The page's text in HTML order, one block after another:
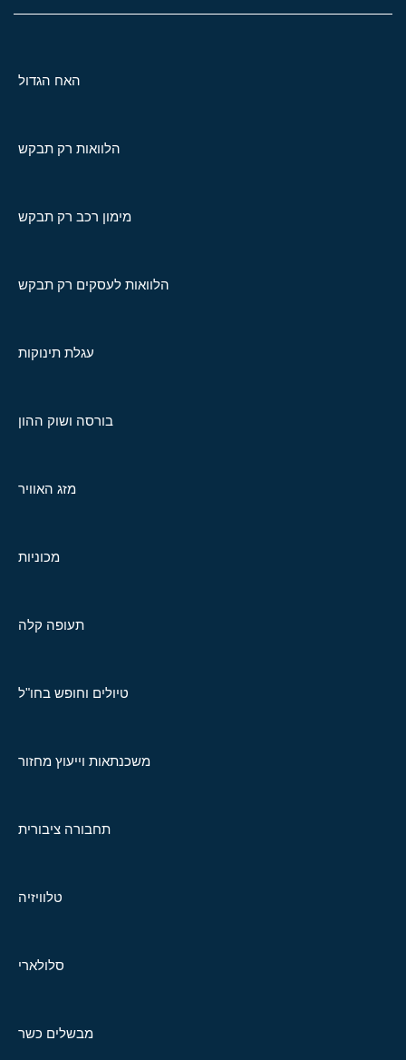
האח הגדול
הלוואות רק תבקש
מימון רכב רק תבקש
הלוואות לעסקים רק תבקש
עגלת תינוקות
בורסה ושוק ההון
מזג האוויר
מכוניות
תעופה קלה
טיולים וחופש בחו"ל
משכנתאות וייעוץ מחזור
תחבורה ציבורית
טלוויזיה
סלולארי
מבשלים כשר